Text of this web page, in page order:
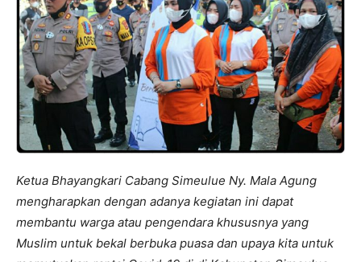
Ketua Bhayangkari Cabang Simeulue Ny. Mala Agung
mengharapkan dengan adanya kegiatan ini dapat
membantu warga atau pengendara khususnya yang
Muslim untuk bekal berbuka puasa dan upaya kita untuk